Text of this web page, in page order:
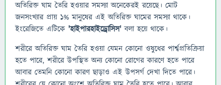
অতিরিক্ত ঘাম তৈরি হওয়ার সমস্যা অনেকেরই রয়েছে। মোট
জনসংখ্যার প্রায় ১% মানুষের এই অতিরিক্ত ঘামের সমস্যা থাকে।
ইংরেজিতে এটিকে 'হাইপারহাইড্রোসিস' বলা হয়ে থাকে।
শরীরে অতিরিক্ত ঘাম তৈরি হওয়া যেমন কোনো ওষুধের পার্শ্বপ্রতিক্রিয়া
হতে পারে, শরীরে উপস্থিত অন্য কোনো রোগের কারণে হতে পারে
আবার তেমনি কোনো কারণ ছাড়াও এই উপসর্গ দেখা দিতে পারে।